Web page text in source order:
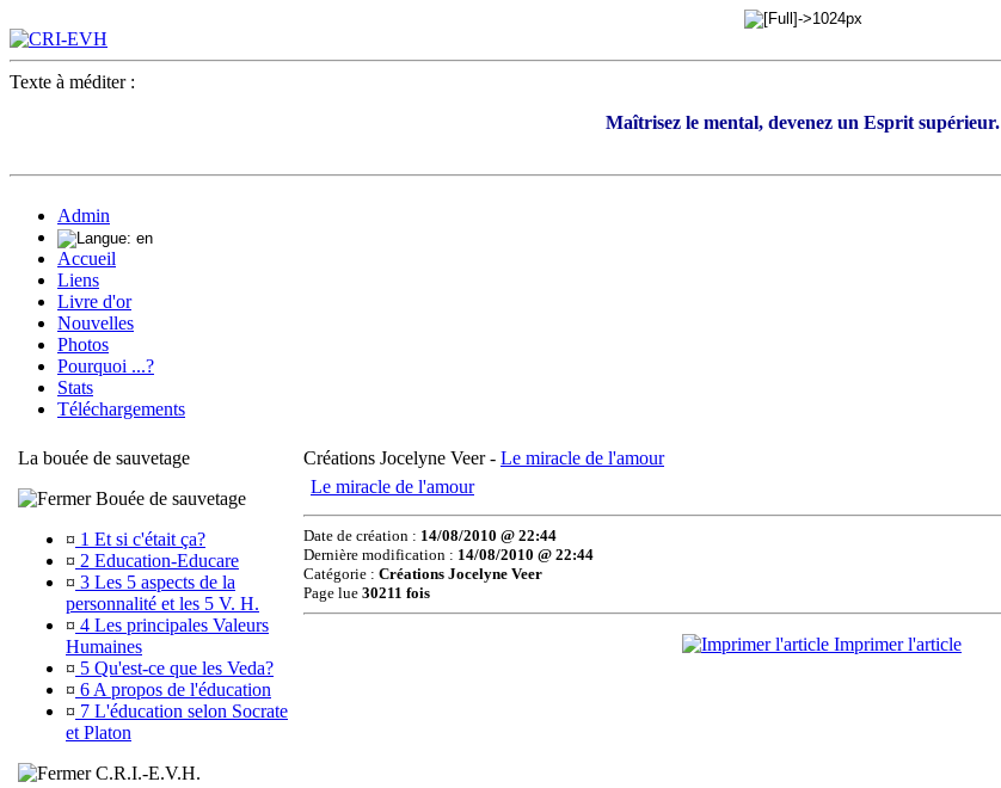
Texte à méditer :
Maîtrisez le mental, devenez un Esprit supérieur.
Admin
Accueil
Liens
Livre d'or
Nouvelles
Photos
Pourquoi ...?
Stats
Téléchargements
La bouée de sauvetage
Bouée de sauvetage
¤ 1 Et si c'était ça?
¤ 2 Education-Educare
¤ 3 Les 5 aspects de la
personnalité et les 5 V. H.
¤ 4 Les principales Valeurs
Humaines
¤ 5 Qu'est-ce que les Veda?
¤ 6 A propos de l'éducation
¤ 7 L'éducation selon Socrate
et Platon
C.R.I.-E.V.H.
Créations Jocelyne Veer - Le miracle de l'amour
Le miracle de l'amour
Date de création : 14/08/2010 @ 22:44
Dernière modification : 14/08/2010 @ 22:44
Catégorie : Créations Jocelyne Veer
Page lue 30211 fois
Imprimer l'article